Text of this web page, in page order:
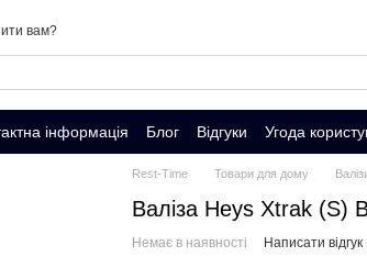
вам?
інформація Блог Відгуки Угода
Rest-Time Товари для дому
Валіза Heys Xtrak (S)
Немає в наявності Написати відгук